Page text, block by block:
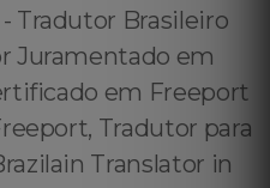
Tradutor Brasileiro
Juramentado em
em Freeport
Tradutor para
Translator in